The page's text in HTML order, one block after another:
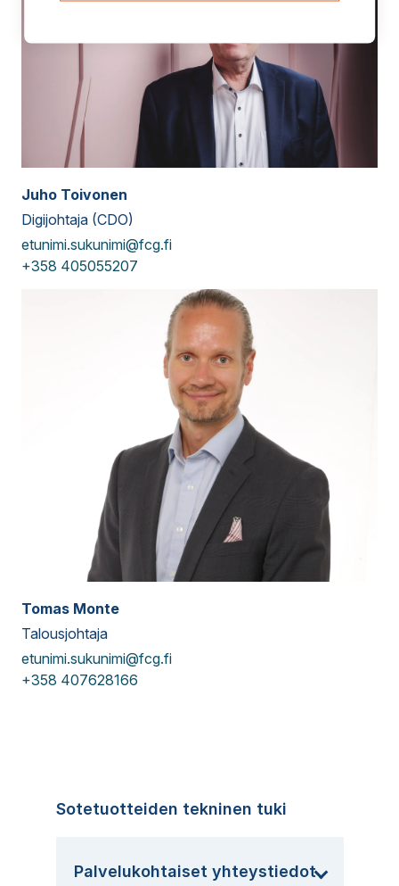
Juho Toivonen
Digijohtaja (CDO)
etunimi.sukunimi@fcg.fi
+358 405055207
Tomas Monte
Talousjohtaja
etunimi.sukunimi@fcg.fi
+358 407628166
Sotetuotteiden tekninen tuki
Palvelukohtaiset yhteystiedot